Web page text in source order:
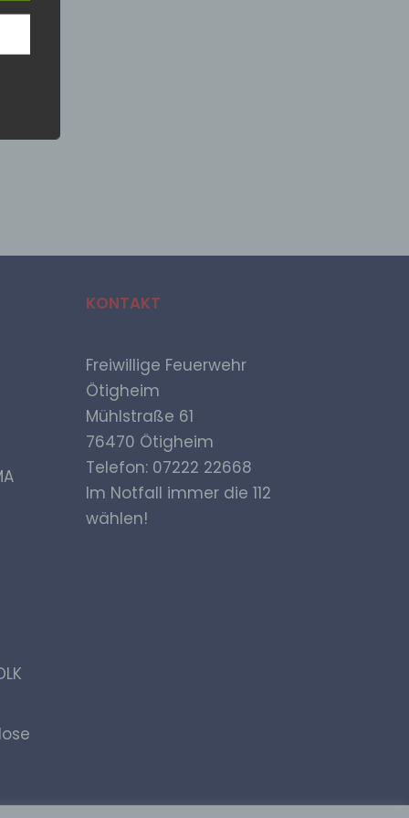
KONTAKT
Freiwillige Feuerwehr
Ötigheim
Mühlstraße 61
76470 Ötigheim
Telefon: 07222 22668
Im Notfall immer die 112
wählen!